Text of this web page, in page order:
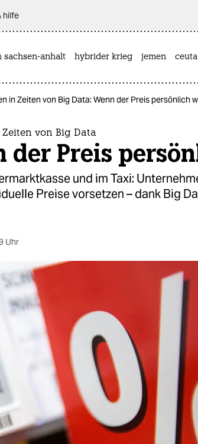
hilfe
sachsen-anhalt hybrider krieg jemen ceuta
in Zeiten von Big Data: Wenn der Preis persönlich
von Big Data
der Preis
und im Taxi:
Preise vorsetzen – dank Big
Uhr